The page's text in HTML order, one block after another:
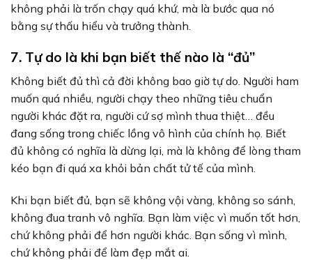
không phải là trốn chạy quá khứ, mà là bước qua nó
bằng sự thấu hiểu và trưởng thành.
7. Tự do là khi bạn biết thế nào là “đủ”
Không biết đủ thì cả đời không bao giờ tự do. Người ham
muốn quá nhiều, người chạy theo những tiêu chuẩn
người khác đặt ra, người cứ sợ mình thua thiệt… đều
đang sống trong chiếc lồng vô hình của chính họ. Biết
đủ không có nghĩa là dừng lại, mà là không để lòng tham
kéo bạn đi quá xa khỏi bản chất tử tế của mình.
Khi bạn biết đủ, bạn sẽ không vội vàng, không so sánh,
không đua tranh vô nghĩa. Bạn làm việc vì muốn tốt hơn,
chứ không phải để hơn người khác. Bạn sống vì mình,
chứ không phải để làm đẹp mắt ai.